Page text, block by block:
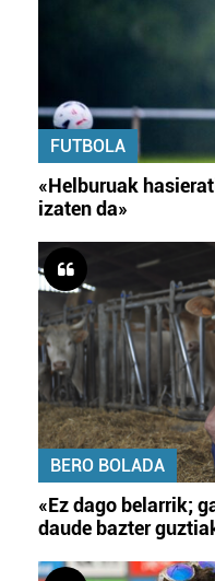
FUTBOLA
«Helburuak
izaten da»
BERO BOLADA
«Ez dago belarrik;
daude bazter